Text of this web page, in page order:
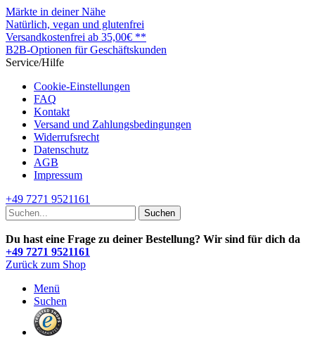
Märkte in deiner Nähe
Natürlich, vegan und glutenfrei
Versandkostenfrei ab 35,00€ **
B2B-Optionen für Geschäftskunden
Service/Hilfe
Cookie-Einstellungen
FAQ
Kontakt
Versand und Zahlungsbedingungen
Widerrufsrecht
Datenschutz
AGB
Impressum
+49 7271 9521161
Suchen
Du hast eine Frage zu deiner Bestellung? Wir sind für dich da
+49 7271 9521161
Zurück zum Shop
Menü
Suchen